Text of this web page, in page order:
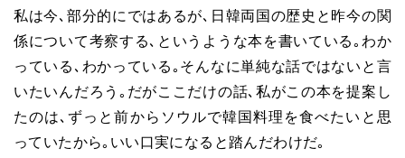
私は今､部分的にではあるが､日韓両国の歴史と昨今の関
係について考察する､というような本を書いている｡わか
っている､わかっている｡そんなに単純な話ではないと言
いたいんだろう｡だがここだけの話､私がこの本を提案し
たのは､ずっと前からソウルで韓国料理を食べたいと思
っていたから｡いい口実になると踏んだわけだ｡